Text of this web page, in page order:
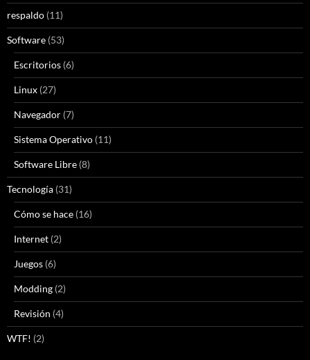
respaldo (11)
Software (53)
Escritorios (6)
Linux (27)
Navegador (7)
Sistema Operativo (11)
Software Libre (8)
Tecnología (31)
Cómo se hace (16)
Internet (2)
Juegos (6)
Modding (2)
Revisión (4)
WTF! (2)